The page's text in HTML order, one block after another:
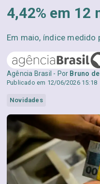
4,42% em 12
Em maio, índice medido
Agência Brasil - Por Bruno
Publicado em 12/06/2026 15:18
Novidades